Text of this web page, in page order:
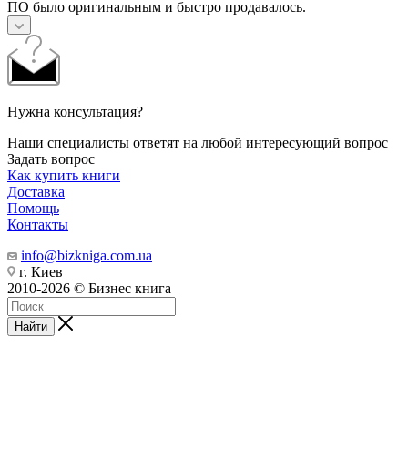
ПО было оригинальным и быстро продавалось.
Нужна консультация?
Наши специалисты ответят на любой интересующий вопрос
Задать вопрос
Как купить книги
Доставка
Помощь
Контакты
info@bizkniga.com.ua
г. Киев
2010-2026 © Бизнес книга
Найти